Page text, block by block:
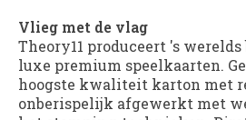
Vlieg met de vlag
Theory11 produceert 's werelds
luxe premium speelkaarten.
hoogste kwaliteit karton met
onberispelijk afgewerkt met